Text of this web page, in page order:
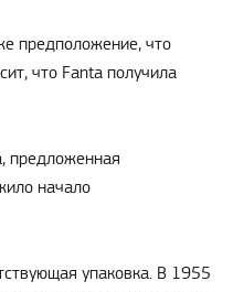
предположение, что
что Fanta получила
предложенная
начало
упаковка. В 1955